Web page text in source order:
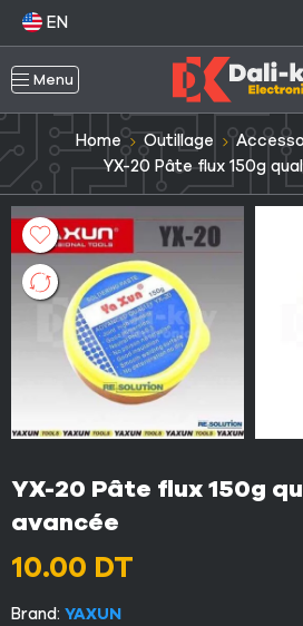
EN
Menu
Home Outillage
YX-20 Pâte flux 150g
YX-20 Pâte flux 150g
avancée
10.00 DT
Brand: YAXUN